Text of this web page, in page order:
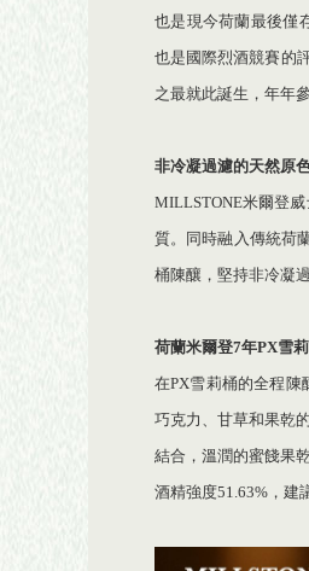
也是現今荷蘭最後僅
也是國際烈酒競賽的
之最就此誕生，年年
非冷凝過濾的天然原
MILLSTONE米爾登
質。同時融入傳統荷
桶陳釀，堅持非冷凝
荷蘭米爾登7年PX雪
在PX雪莉桶的全程
巧克力、甘草和果乾
結合，溫潤的蜜餞果
酒精強度51.63%，建